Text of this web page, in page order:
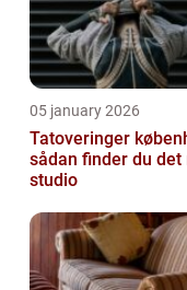
05 january 2026
Tatoveringer
sådan finder du det
studio